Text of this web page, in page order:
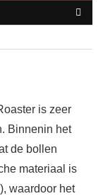
is zeer
Binnenin het
de bollen
materiaal is
waardoor het